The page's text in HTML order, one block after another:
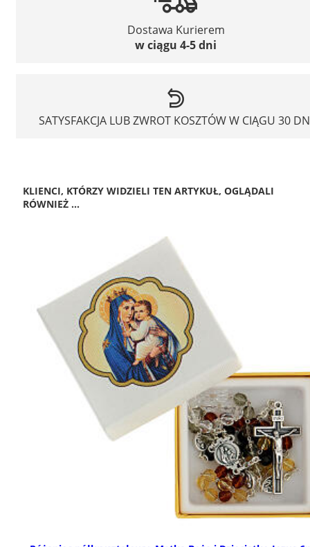
Dostawa Kurierem
w ciągu 4-5 dni
SATYSFAKCJA LUB ZWROT KOSZTÓW W CIĄGU 30
KLIENCI, KTÓRZY WIDZIELI TEN ARTYKUŁ, OGLĄDALI
RÓWNIEŻ ...